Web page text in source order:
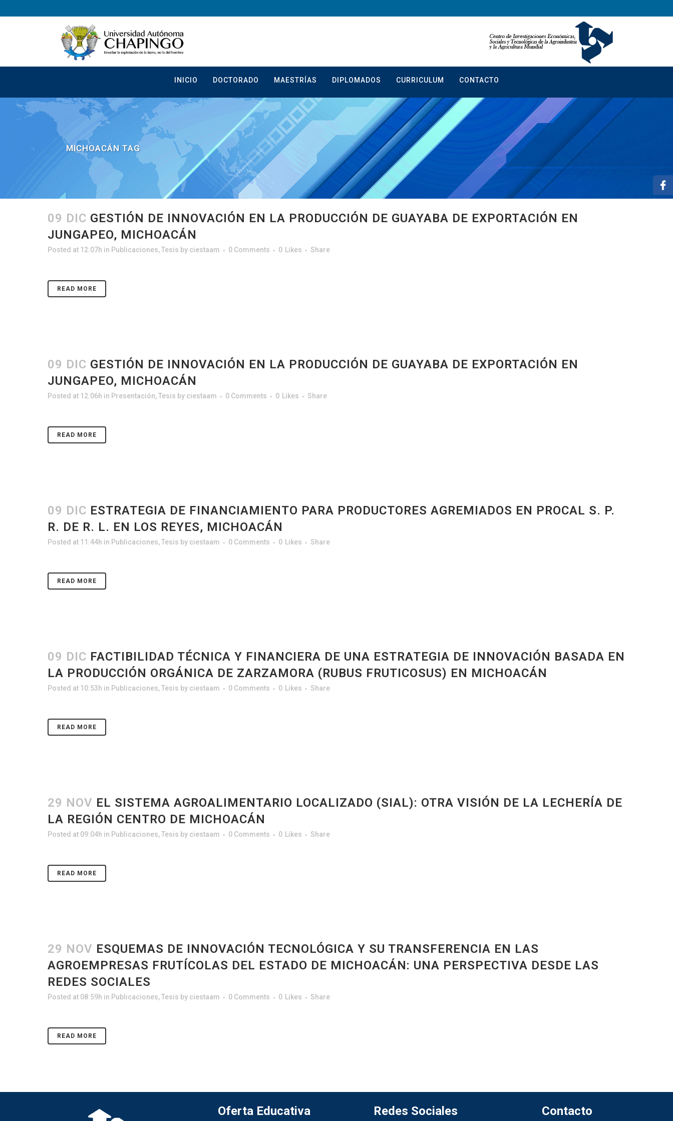
INICIO DOCTORADO MAESTRÍAS DIPLOMADOS CURRICULUM CONTACTO
MICHOACÁN TAG
09 DIC GESTIÓN DE INNOVACIÓN EN LA PRODUCCIÓN DE GUAYABA DE EXPORTACIÓN EN
JUNGAPEO, MICHOACÁN
Posted at 12:07h in Publicaciones,Tesis by ciestaam 0 Comments 0 Likes Share
READ MORE
09 DIC GESTIÓN DE INNOVACIÓN EN LA PRODUCCIÓN DE GUAYABA DE EXPORTACIÓN EN
JUNGAPEO, MICHOACÁN
Posted at 12:06h in Presentación,Tesis by ciestaam 0 Comments 0 Likes Share
READ MORE
09 DIC ESTRATEGIA DE FINANCIAMIENTO PARA PRODUCTORES AGREMIADOS EN PROCAL S. P.
R. DE R. L. EN LOS REYES, MICHOACÁN
Posted at 11:44h in Publicaciones,Tesis by ciestaam 0 Comments 0 Likes Share
READ MORE
09 DIC FACTIBILIDAD TÉCNICA Y FINANCIERA DE UNA ESTRATEGIA DE INNOVACIÓN BASADA EN
LA PRODUCCIÓN ORGÁNICA DE ZARZAMORA (RUBUS FRUTICOSUS) EN MICHOACÁN
Posted at 10:53h in Publicaciones,Tesis by ciestaam 0 Comments 0 Likes Share
READ MORE
29 NOV EL SISTEMA AGROALIMENTARIO LOCALIZADO (SIAL): OTRA VISIÓN DE LA LECHERÍA DE
LA REGIÓN CENTRO DE MICHOACÁN
Posted at 09:04h in Publicaciones,Tesis by ciestaam 0 Comments 0 Likes Share
READ MORE
29 NOV ESQUEMAS DE INNOVACIÓN TECNOLÓGICA Y SU TRANSFERENCIA EN LAS
AGROEMPRESAS FRUTÍCOLAS DEL ESTADO DE MICHOACÁN: UNA PERSPECTIVA DESDE LAS
REDES SOCIALES
Posted at 08:59h in Publicaciones,Tesis by ciestaam 0 Comments 0 Likes Share
READ MORE
Oferta Educativa Redes Sociales Contacto